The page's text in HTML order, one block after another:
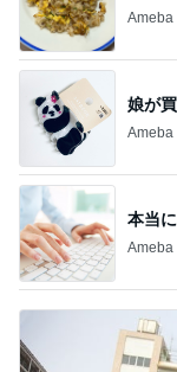
Ameba
娘が
Ameba
本当
Ameba